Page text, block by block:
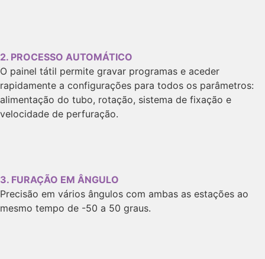
2. PROCESSO AUTOMÁTICO
O painel tátil permite gravar programas e aceder
rapidamente a configurações para todos os parâmetros:
alimentação do tubo, rotação, sistema de fixação e
velocidade de perfuração.
3. FURAÇÃO EM ÂNGULO
Precisão em vários ângulos com ambas as estações ao
mesmo tempo de -50 a 50 graus.